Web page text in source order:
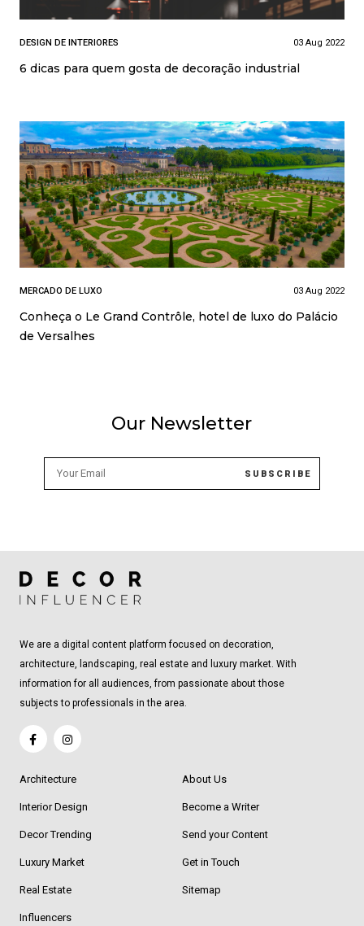
DESIGN DE INTERIORES 03 Aug 2022
6 dicas para quem gosta de decoração industrial
MERCADO DE LUXO 03 Aug 2022
Conheça o Le Grand Contrôle, hotel de luxo do Palácio
de Versalhes
Our Newsletter
We are a digital content platform focused on decoration,
architecture, landscaping, real estate and luxury market. With
information for all audiences, from passionate about those
subjects to professionals in the area.
Architecture
Interior Design
Decor Trending
Luxury Market
Real Estate
Influencers
About Us
Become a Writer
Send your Content
Get in Touch
Sitemap